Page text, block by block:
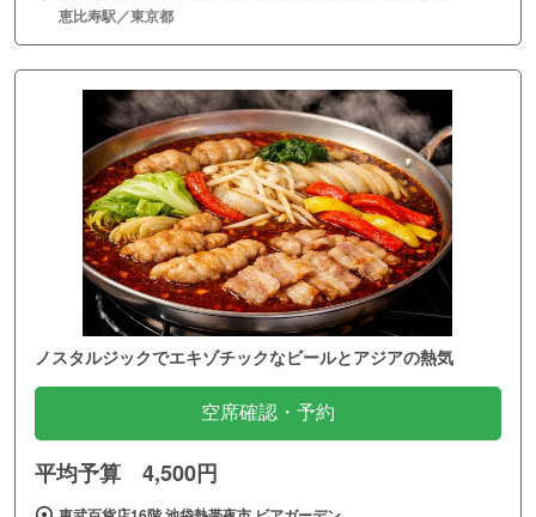
恵比寿駅／東京都
ノスタルジックでエキゾチックなビールとアジアの熱気
空席確認・予約
平均予算 4,500円